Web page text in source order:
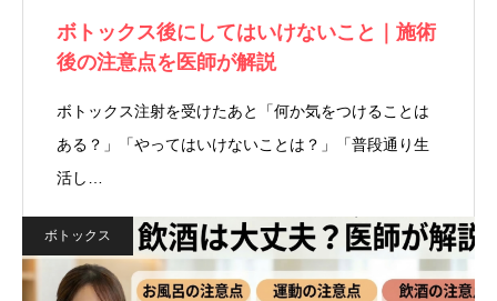
ボトックス後にしてはいけないこと｜施術
後の注意点を医師が解説
ボトックス注射を受けたあと「何か気をつけることは
ある？」「やってはいけないことは？」「普段通り生
活し…
ボトックス